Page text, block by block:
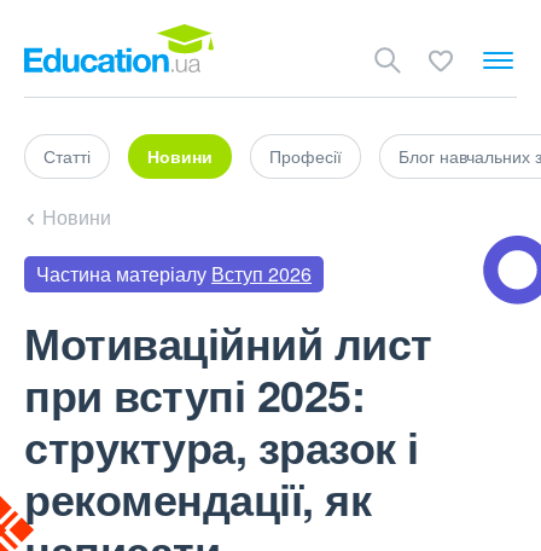
Статті Новини Професії Блог навчальних
Новини
Частина матеріалу Вступ 2026
Мотиваційний лист
при вступі 2025:
структура, зразок і
рекомендації, як